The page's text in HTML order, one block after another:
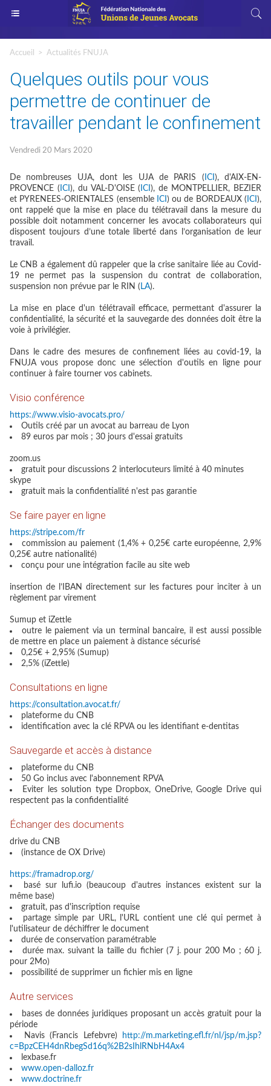
Accueil > Actualités FNUJA
Quelques outils pour vous
permettre de continuer de
travailler pendant le confinement
Vendredi 20 Mars 2020
De nombreuses UJA, dont les UJA de PARIS ( ICI ), d'AIX-EN-
PROVENCE ( ICI ), du VAL-D'OISE ( ICI ), de MONTPELLIER, BEZIER
et PYRENEES-ORIENTALES (ensemble ICI ) ou de BORDEAUX ( ICI ),
ont rappelé que la mise en place du télétravail dans la mesure du
possible doit notamment concerner les avocats collaborateurs qui
disposent toujours d’une totale liberté dans l’organisation de leur
travail.
Le CNB a également dû rappeler que la crise sanitaire liée au Covid-
19 ne permet pas la suspension du contrat de collaboration,
suspension non prévue par le RIN ( LA).
La mise en place d'un télétravail efficace, permettant d'assurer la
confidentialité, la sécurité et la sauvegarde des données doit être la
voie à privilégier.
Dans le cadre des mesures de confinement liées au covid-19, la
FNUJA vous propose donc une sélection d'outils en ligne pour
continuer à faire tourner vos cabinets.
Visio conférence
https://www.visio-avocats.pro/
Outils créé par un avocat au barreau de Lyon
89 euros par mois ; 30 jours d'essai gratuits
zoom.us
gratuit pour discussions 2 interlocuteurs limité à 40 minutes
skype
gratuit mais la confidentialité n'est pas garantie
Se faire payer en ligne
https://stripe.com/fr
commission au paiement (1,4% + 0,25€ carte européenne, 2,9%
0,25€ autre nationalité)
conçu pour une intégration facile au site web
insertion de l’IBAN directement sur les factures pour inciter à un
règlement par virement
Sumup et iZettle
outre le paiement via un terminal bancaire, il est aussi possible
de mettre en place un paiement à distance sécurisé
0,25€ + 2,95% (Sumup)
2,5% (iZettle)
Consultations en ligne
https://consultation.avocat.fr/
plateforme du CNB
identification avec la clé RPVA ou les identifiant e-dentitas
Sauvegarde et accès à distance
plateforme du CNB
50 Go inclus avec l'abonnement RPVA
Eviter les solution type Dropbox, OneDrive, Google Drive qui
respectent pas la confidentialité
Échanger des documents
drive du CNB
(instance de OX Drive)
https://framadrop.org/
basé sur lufi.io (beaucoup d'autres instances existent sur la
même base)
gratuit, pas d'inscription requise
partage simple par URL, l'URL contient une clé qui permet à
l'utilisateur de déchiffrer le document
durée de conservation paramétrable
durée max. suivant la taille du fichier (7 j. pour 200 Mo ; 60 j.
pour 2Mo)
possibilité de supprimer un fichier mis en ligne
Autre services
bases de données juridiques proposant un accès gratuit pour la
période
Navis (Francis Lefebvre)
http://m.marketing.efl.fr/nl/jsp/m.jsp?
c=BpzCEH4dnRbegSd16q%2B2sIhlRNbH4Ax4
lexbase.fr
www.open-dalloz.fr
www.doctrine.fr